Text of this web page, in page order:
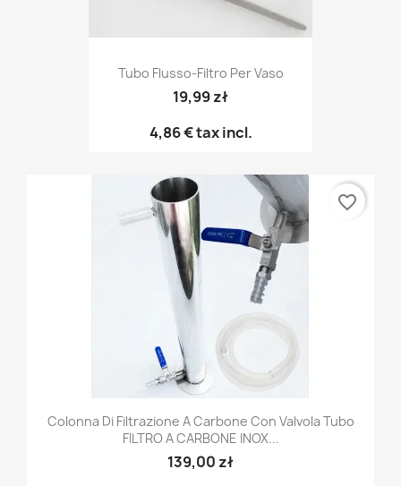
Tubo Flusso-Filtro Per Vaso
19,99 zł
4,86 €tax incl.
Colonna Di Filtrazione A Carbone Con Valvola Tubo
FILTRO A CARBONE INOX...
139,00 zł
favorite_border